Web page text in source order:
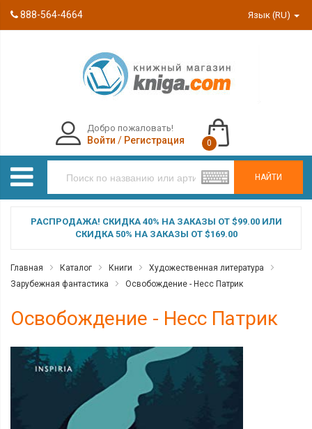
888-564-4664 Язык (RU)
НАЙТИ
Добро пожаловать!
Войти / Регистрация 0
РАСПРОДАЖА! СКИДКА 40% НА ЗАКАЗЫ ОТ $99.00 ИЛИ
СКИДКА 50% НА ЗАКАЗЫ ОТ $169.00
Главная Каталог Книги
Художественная литература
Зарубежная фантастика
Освобождение - Несс Патрик
Освобождение - Несс Патрик